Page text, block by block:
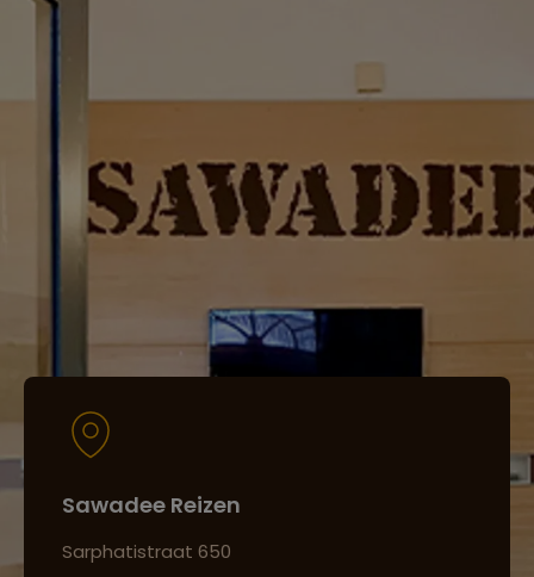
Sawadee Reizen
Sarphatistraat 650